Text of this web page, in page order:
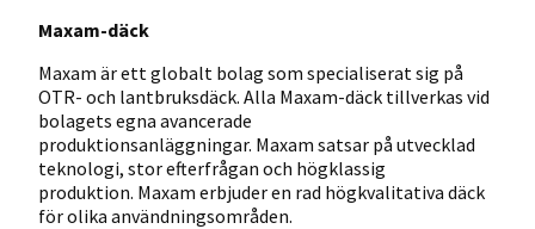
Maxam-däck
Maxam är ett globalt bolag som specialiserat sig på
OTR- och lantbruksdäck. Alla Maxam-däck tillverkas vid
bolagets egna avancerade
produktionsanläggningar. Maxam satsar på utvecklad
teknologi, stor efterfrågan och högklassig
produktion. Maxam erbjuder en rad högkvalitativa däck
för olika användningsområden.